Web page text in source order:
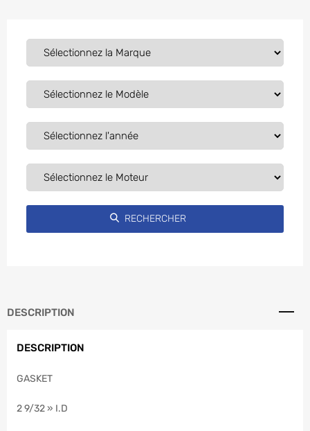
DESCRIPTION
DESCRIPTION
GASKET
2 9/32 » I.D